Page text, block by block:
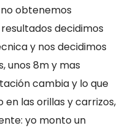
obtenemos
decidimos
y nos decidimos
unos 8m y mas
cambia y lo que
las orillas y carrizos,
yo monto un